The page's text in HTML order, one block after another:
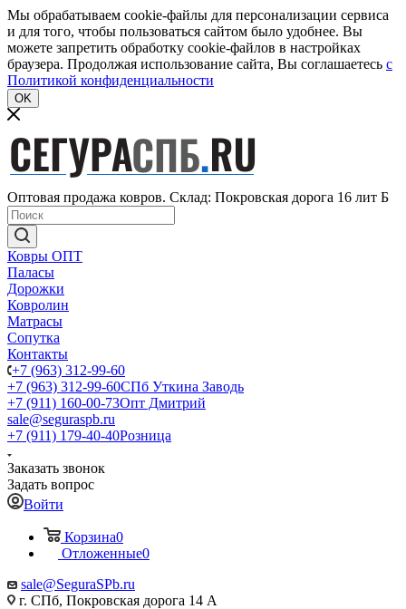
Мы обрабатываем cookie-файлы для персонализации сервиса
и для того, чтобы пользоваться сайтом было удобнее. Вы
можете запретить обработку cookie-файлов в настройках
браузера. Продолжая использование сайта, Вы соглашаетесь c
Политикой конфиденциальности
OK
Оптовая продажа ковров. Склад: Покровская дорога 16 лит Б
Ковры ОПТ
Паласы
Дорожки
Ковролин
Матрасы
Сопутка
Контакты
+7 (963) 312-99-60
+7 (963) 312-99-60СПб Уткина Заводь
+7 (911) 160-00-73Опт Дмитрий
sale@seguraspb.ru
+7 (911) 179-40-40Розница
Заказать звонок
Задать вопрос
Войти
Корзина0
Отложенные0
sale@SeguraSPb.ru
г. СПб, Покровская дорога 14 А